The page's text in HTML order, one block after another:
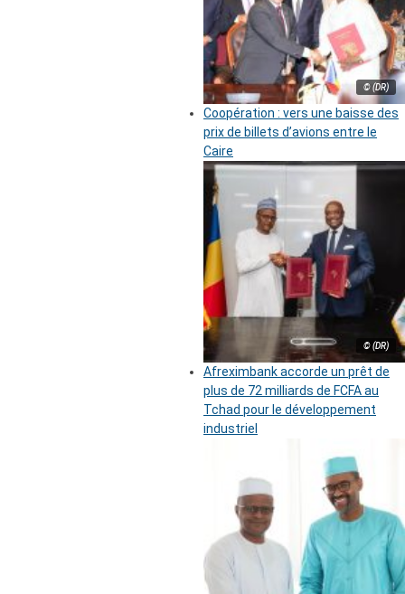
© (DR)
Coopération : vers une baisse des
prix de billets d’avions entre le
Caire
© (DR)
Afreximbank accorde un prêt de
plus de 72 milliards de FCFA au
Tchad pour le développement
industriel